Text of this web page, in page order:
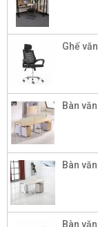
Ghế
Bàn
Bàn
Bàn